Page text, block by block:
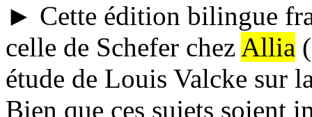
► Cette édition bilingue
celle de Schefer chez Allia
étude de Louis Valcke sur
Bien que ces sujets soient